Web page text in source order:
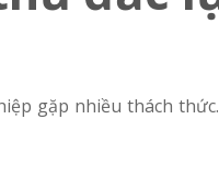
gặp nhiều thách